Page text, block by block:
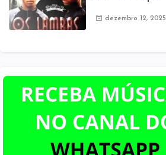
dezembro 12, 2025